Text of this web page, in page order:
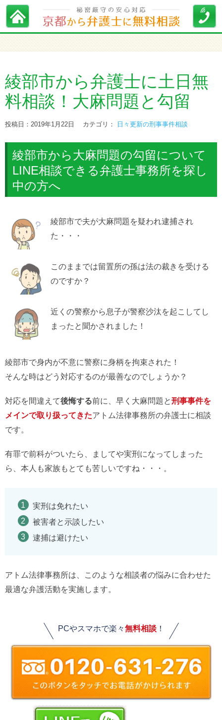
綾部市から弁護士に土日無
料相談！大麻問題と勾留
投稿日：2019年1月22日 カテゴリ： 日々更新の刑事事件相談
綾部市から大麻問題の勾留について
LINE相談できる弁護士事務所を探し
中の方へ
綾部市で夫が大麻問題を疑われ逮捕され
た・・・
このままでは留置所の孫は法の裁きを受ける
のですか？
近くの警察から息子が警察沙汰を起こしてし
まったと聞かされました！
綾部市で身内が不意に警察に身柄を拘束された！
そんな時はどう対応するのが最善なのでしょうか？
対応を間違えて後悔する前に、早く大麻問題と刑事事件を
メインで取り扱ってきたアトム法律事務所の弁護士に相談
です。
有罪で前科がついたら、ましてや実刑になってしまった
ら、本人も家族もとても苦しいですね・・・。
実刑は免れたい
被害者と示談したい
逮捕は避けたい
アトム法律事務所は、このような相談者の悩みに合わせた
最適な弁護活動を実施します。
PCやスマホで楽々無料相談！